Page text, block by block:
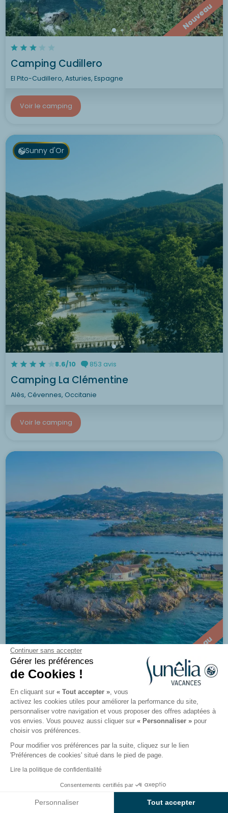
Continuer sans accepter
Gérer les préférences
de Cookies !
En cliquant sur « Tout accepter », vous
activez les cookies utiles pour améliorer la performance du site,
personnaliser votre navigation et vous proposer des offres adaptées à
vos envies. Vous pouvez aussi cliquer sur « Personnaliser » pour
choisir vos préférences.
Pour modifier vos préférences par la suite, cliquez sur le lien
'Préférences de cookies' situé dans le pied de page.
Lire la politique de confidentialité
Consentements certifiés par
Personnaliser Tout accepter
Nouveau
Camping Cudillero
El Pito-Cudillero, Asturies, Espagne
Voir le camping
Sunny d'Or
8.6/10 853 avis
Camping La Clémentine
Alès, Cévennes, Occitanie
Voir le camping
Nouveau
Camping Baia Holiday Isuledda
Arzachena, Sardaigne, Italie
Voir les résultats sur la carte